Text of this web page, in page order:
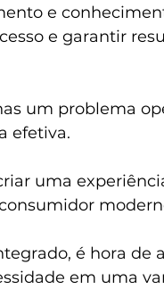
e
e garantir
um problema
efetiva.
uma
é hora de
em uma